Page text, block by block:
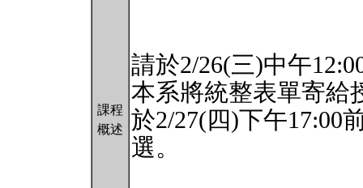
課程
概述
請於2/26(三)中午
本系將統整表單寄給
於2/27(四)下午17:00
選。